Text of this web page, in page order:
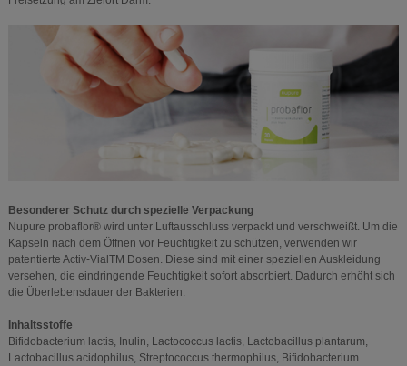
Besonderer Schutz durch spezielle Verpackung
Nupure probaflor® wird unter Luftausschluss verpackt und verschweißt. Um die
Kapseln nach dem Öffnen vor Feuchtigkeit zu schützen, verwenden wir
patentierte Activ-VialTM Dosen. Diese sind mit einer speziellen Auskleidung
versehen, die eindringende Feuchtigkeit sofort absorbiert. Dadurch erhöht sich
die Überlebensdauer der Bakterien.
Inhaltsstoffe
Bifidobacterium lactis, Inulin, Lactococcus lactis, Lactobacillus plantarum,
Lactobacillus acidophilus, Streptococcus thermophilus, Bifidobacterium